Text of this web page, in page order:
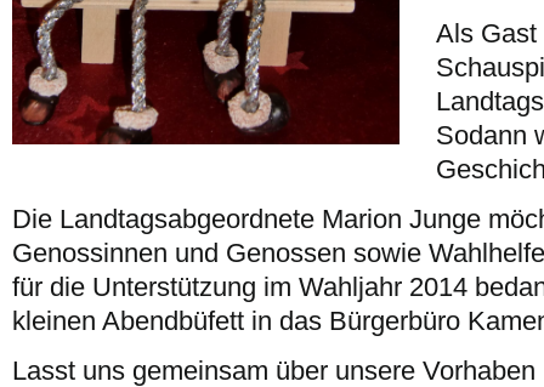
Als Gast
Sodann
Die Landtagsabgeordnete Marion Junge
Genossinnen und Genossen sowie
für die Unterstützung im Wahljahr 2014
kleinen Abendbüfett in das Bürgerbüro
Lasst uns gemeinsam über unsere